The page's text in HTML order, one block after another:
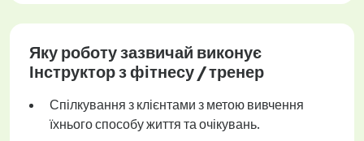
Яку роботу зазвичай виконує
Інструктор з фітнесу / тренер
Спілкування з клієнтами з метою вивчення
їхнього способу життя та очікувань.